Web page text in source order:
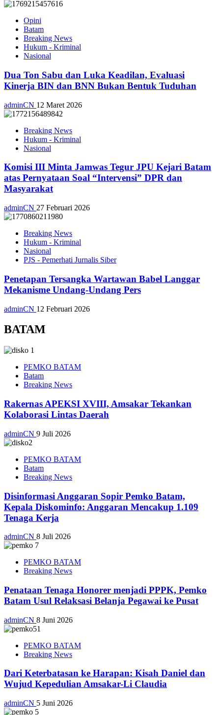
Opini
Batam
Breaking News
Hukum - Kriminal
Nasional
Dua Ton Sabu dan Luka Keadilan, Evaluasi
Kinerja BIN dan BNN Bukan Bentuk Tuduhan
adminCN 12 Maret 2026
Breaking News
Hukum - Kriminal
Nasional
Komisi III Minta Jamwas Tegur JPU Kejari Batam
atas Pernyataan Soal “Intervensi” DPR dan
Masyarakat
adminCN 27 Februari 2026
Breaking News
Hukum - Kriminal
Nasional
PJS - Pemerhati Jurnalis Siber
Penetapan Tersangka Wartawan Babel Langgar
Mekanisme Undang-Undang Pers
adminCN 12 Februari 2026
BATAM
PEMKO BATAM
Batam
Breaking News
Rakernas APEKSI XVIII, Amsakar Tekankan
Kolaborasi Lintas Daerah
adminCN 9 Juli 2026
PEMKO BATAM
Batam
Breaking News
Disinformasi Anggaran Sopir Pemko Batam,
Kepala Diskominfo: Anggaran Mencakup 1.109
Tenaga Kerja
adminCN 8 Juli 2026
PEMKO BATAM
Breaking News
Penataan Tenaga Honorer menjadi PPPK, Pemko
Batam Usul Relaksasi Belanja Pegawai ke Pusat
adminCN 8 Juni 2026
PEMKO BATAM
Breaking News
Dari Keterbatasan ke Harapan: Kisah Daniel dan
Wujud Kepedulian Amsakar-Li Claudia
adminCN 5 Juni 2026